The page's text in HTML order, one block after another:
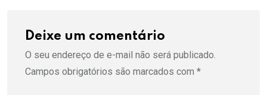
Deixe um comentário
O seu endereço de e-mail não será publicado.
Campos obrigatórios são marcados com *